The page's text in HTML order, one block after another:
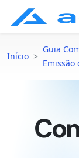
Início >
Guia
Emissão